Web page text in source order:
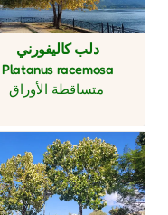
دلب كاليفورني
Platanus racemosa
متساقطة الأوراق